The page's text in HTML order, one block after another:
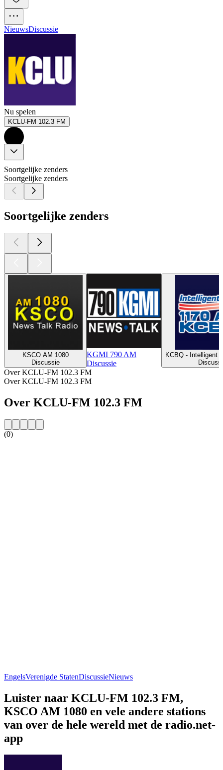
NieuwsDiscussie
Nu spelen
KCLU-FM 102.3 FM
Soortgelijke zenders
Soortgelijke zenders
Soortgelijke zenders
KSCO AM 1080
Discussie
KGMI 790 AM
Discussie
KCBQ - Intelligent
Over KCLU-FM 102.3 FM
Over KCLU-FM 102.3 FM
Over KCLU-FM 102.3 FM
(0)
EngelsVerenigde StatenDiscussieNieuws
Luister naar KCLU-FM 102.3 FM,
KSCO AM 1080 en vele andere stations
van over de hele wereld met de radio.net-
app